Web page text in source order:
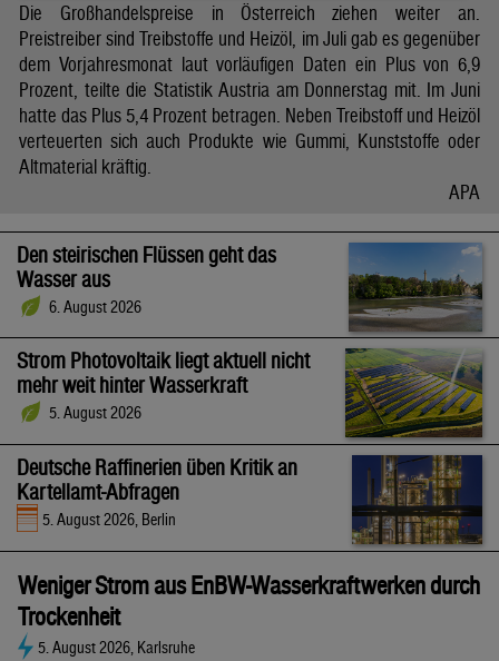
Die Großhandelspreise in Österreich ziehen weiter an.
Preistreiber sind Treibstoffe und Heizöl, im Juli gab es gegenüber
dem Vorjahresmonat laut vorläufigen Daten ein Plus von 6,9
Prozent, teilte die Statistik Austria am Donnerstag mit. Im Juni
hatte das Plus 5,4 Prozent betragen. Neben Treibstoff und Heizöl
verteuerten sich auch Produkte wie Gummi, Kunststoffe oder
Altmaterial kräftig.
APA
Den steirischen Flüssen geht das
Wasser aus
6. August 2026
Strom Photovoltaik liegt aktuell nicht
mehr weit hinter Wasserkraft
5. August 2026
Deutsche Raffinerien üben Kritik an
Kartellamt-Abfragen
5. August 2026, Berlin
Weniger Strom aus EnBW-Wasserkraftwerken durch
Trockenheit
5. August 2026, Karlsruhe